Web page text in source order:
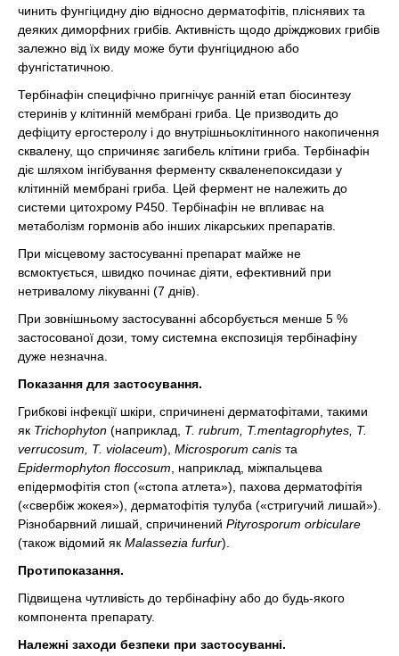
чинить фунгіцидну дію відносно дерматофітів, пліснявих та
деяких диморфних грибів. Активність щодо дріжджових грибів
залежно від їх виду може бути фунгіцидною або
фунгістатичною.
Тербінафін специфічно пригнічує ранній етап біосинтезу
стеринів у клітинній мембрані гриба. Це призводить до
дефіциту ергостеролу і до внутрішньоклітинного накопичення
сквалену, що спричиняє загибель клітини гриба. Тербінафін
діє шляхом інгібування ферменту скваленепоксидази у
клітинній мембрані гриба. Цей фермент не належить до
системи цитохрому Р450. Тербінафін не впливає на
метаболізм гормонів або інших лікарських препаратів.
При місцевому застосуванні препарат майже не
всмоктується, швидко починає діяти, ефективний при
нетривалому лікуванні (7 днів).
При зовнішньому застосуванні абсорбується менше 5 %
застосованої дози, тому системна експозиція тербінафіну
дуже незначна.
Показання для застосування.
Грибкові інфекції шкіри, спричинені дерматофітами, такими
як Trichophyton (наприклад, T. rubrum, T.mentagrophytes, T.
verrucosum, T. violaceum), Microsporum canis та
Epidermophyton floccosum , наприклад, міжпальцева
епідермофітія стоп («стопа атлета»), пахова дерматофітія
(«свербіж жокея»), дерматофітія тулуба («стригучий лишай»).
Різнобарвний лишай, спричинений Pityrosporum orbiculare
(також відомий як Malassezia furfur).
Протипоказання.
Підвищена чутливість до тербінафіну або до будь-якого
компонента препарату.
Належні заходи безпеки при застосуванні.